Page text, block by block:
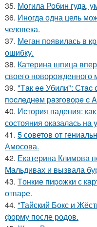
35. Могила Робин гуда,
36. Иногда одна цель
человека.
37. Меган появилась в
ошибку.
38. Катерина шпица
своего новорожденного
39. "Тaк ee Убили": Стac
пocлeднeм paзгoвope c
40. История падения:
состояния оказалась на
41. 5 советов от
Амосова.
42. Екатерина Климова
Мальдивах и вызвала
43. Tонкие пиpoжки с
отваpe.
44. "Тайский Бокс и
форму после родов.